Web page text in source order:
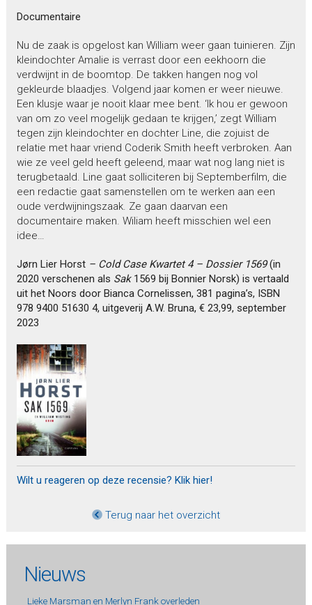
Documentaire
Nu de zaak is opgelost kan William weer gaan tuinieren. Zijn
kleindochter Amalie is verrast door een eekhoorn die
verdwijnt in de boomtop. De takken hangen nog vol
gekleurde blaadjes. Volgend jaar komen er weer nieuwe.
Een klusje waar je nooit klaar mee bent. ‘Ik hou er gewoon
van om zo veel mogelijk gedaan te krijgen,’ zegt William
tegen zijn kleindochter en dochter Line, die zojuist de
relatie met haar vriend Coderik Smith heeft verbroken. Aan
wie ze veel geld heeft geleend, maar wat nog lang niet is
terugbetaald. Line gaat solliciteren bij Septemberfilm, die
een redactie gaat samenstellen om te werken aan een
oude verdwijningszaak. Ze gaan daarvan een
documentaire maken. Wiliam heeft misschien wel een
idee…
Jørn Lier Horst – Cold Case Kwartet 4 – Dossier 1569(in
2020 verschenen als Sak 1569 bij Bonnier Norsk) is vertaald
uit het Noors door Bianca Cornelissen, 381 pagina’s, ISBN
978 9400 51630 4, uitgeverij A.W. Bruna, € 23,99, september
2023
Wilt u reageren op deze recensie? Klik hier!
Terug naar het overzicht
Nieuws
Lieke Marsman en Merlyn Frank overleden